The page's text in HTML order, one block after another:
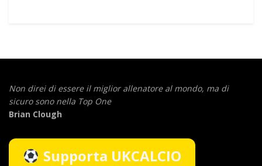
Non direi di essere il miglior allenatore al mondo, ma di
sicuro sono nella Top One
Brian Clough
Supporta UKCALCIO